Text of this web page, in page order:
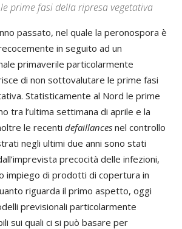
prime fasi della ripresa vegetativa
passato, nel quale la peronospora è
in seguito ad un
primaverile particolarmente
di non sottovalutare le prime fasi
Statisticamente al Nord le prime
tra l’ultima settimana di aprile e la
le recenti defaillances nel controllo
negli ultimi due anni sono stati
precocità delle infezioni,
impiego di prodotti di copertura in
riguarda il primo aspetto, oggi
previsionali particolarmente
sui quali ci si può basare per